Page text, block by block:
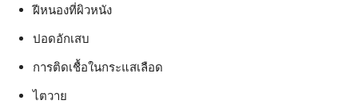
ฝีหนองที่ผิวหนัง
ปอดอักเสบ
การติดเชื้อในกระแสเลือด
ไตวาย